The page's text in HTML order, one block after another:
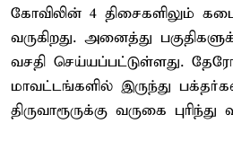
கோவிலின் 4 திசைகளிலும்
வருகிறது. அனைத்து
வசதி செய்யப்பட்டுள்ளது.
மாவட்டங்களில் இருந்து
திருவாரூருக்கு வருகை